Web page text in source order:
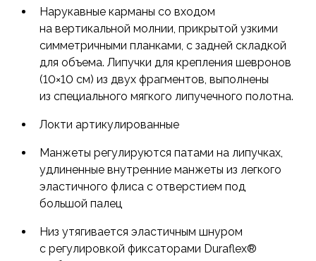
Нарукавные карманы со входом
на вертикальной молнии, прикрытой узкими
симметричными планками, с задней складкой
для объема. Липучки для крепления шевронов
(10×10 см) из двух фрагментов, выполнены
из специального мягкого липучечного полотна.
Локти артикулированные
Манжеты регулируются патами на липучках,
удлиненные внутренние манжеты из легкого
эластичного флиса с отверстием под
большой палец
Низ утягивается эластичным шнуром
с регулировкой фиксаторами Duraflex®